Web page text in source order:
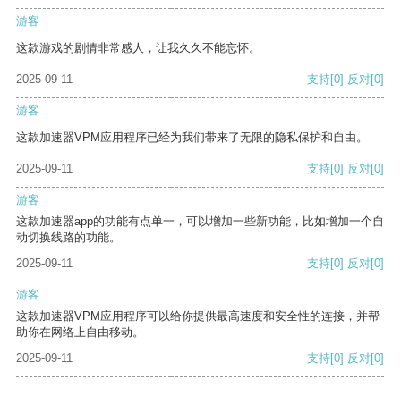
游客
这款游戏的剧情非常感人，让我久久不能忘怀。
2025-09-11 支持[0] 反对[0]
游客
这款加速器VPM应用程序已经为我们带来了无限的隐私保护和自由。
2025-09-11 支持[0] 反对[0]
游客
这款加速器app的功能有点单一，可以增加一些新功能，比如增加一个自
动切换线路的功能。
2025-09-11
支持[0] 反对[0]
游客
这款加速器VPM应用程序可以给你提供最高速度和安全性的连接，并帮
助你在网络上自由移动。
2025-09-11
支持[0] 反对[0]